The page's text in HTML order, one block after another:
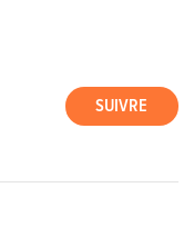
SUIVRE